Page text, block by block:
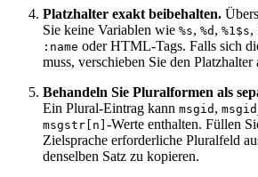
Platzhalter exakt beibehalten.
Sie keine Variablen wie %s, %d , %1$s,
:name oder HTML-Tags. Falls sich
muss, verschieben Sie den Platzhalter
Behandeln Sie Pluralformen als
Ein Plural-Eintrag kann msgid ,
msgstr[n] -Werte enthalten. Füllen
Zielsprache erforderliche Pluralfeld
denselben Satz zu kopieren.